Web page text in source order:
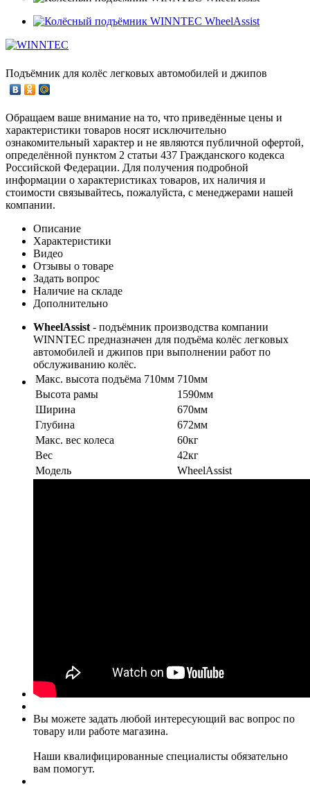
Подъёмник для колёс легковых автомобилей и джипов
Обращаем ваше внимание на то, что приведённые цены и
характеристики товаров носят исключительно
ознакомительный характер и не являются публичной офертой,
определённой пунктом 2 статьи 437 Гражданского кодекса
Российской Федерации. Для получения подробной
информации о характеристиках товаров, их наличия и
стоимости связывайтесь, пожалуйста, с менеджерами нашей
компании.
Описание
Характеристики
Видео
Отзывы о товаре
Задать вопрос
Наличие на складе
Дополнительно
WheelAssist - подъёмник производства компании
WINNTEC предназначен для подъёма колёс легковых
автомобилей и джипов при выполнении работ по
обслуживанию колёс.
Макс. высота подъёма 710мм 710мм
Высота рамы
1590мм
Ширина
670мм
Глубина
672мм
Макс. вес колеса
60кг
Вес
42кг
Модель
WheelAssist
Вы можете задать любой интересующий вас вопрос по
товару или работе магазина.
Наши квалифицированные специалисты обязательно
вам помогут.